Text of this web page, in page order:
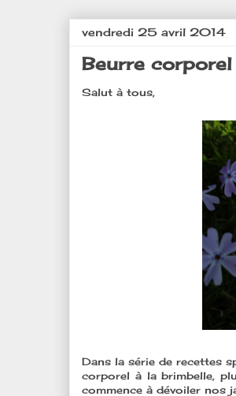
vendredi 25 avril 2014
Beurre
Salut à tous,
Dans la série de recettes
corporel à la brimbelle,
commence à dévoiler nos